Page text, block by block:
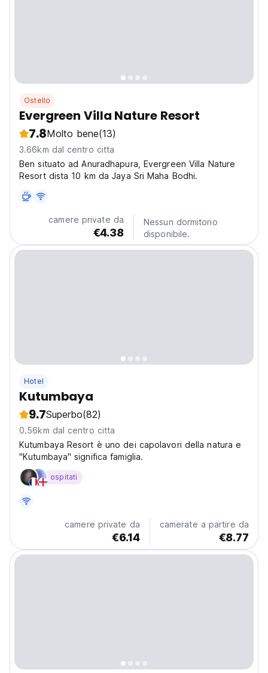
Ostello
Evergreen Villa Nature Resort
7.8Molto bene(13)
3.66km dal centro citta
Ben situato ad Anuradhapura, Evergreen Villa Nature
Resort dista 10 km da Jaya Sri Maha Bodhi.
camere private da
€4.38
Nessun dormitorio
disponibile.
Hotel
Kutumbaya
9.7Superbo(82)
0.56km dal centro citta
Kutumbaya Resort è uno dei capolavori della natura e
"Kutumbaya" significa famiglia.
ospitati
camere private da
€6.14
camerate a partire da
€8.77